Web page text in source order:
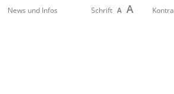
News und Infos Schrift A A